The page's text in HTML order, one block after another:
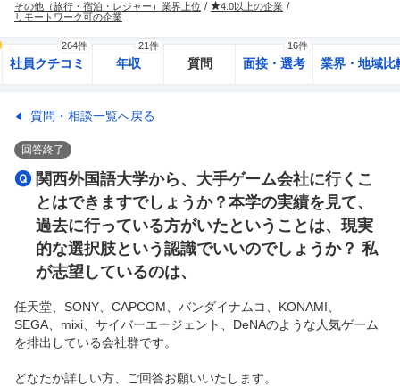
その他（旅行・宿泊・レジャー）業界上位
4.0以上の企業
リモートワーク可の企業
社員クチコミ
264件
年収
21件
質問 面接・選考
16件
業界・地域比
質問・相談一覧へ戻る
回答終了
関西外国語大学から、大手ゲーム会社に行くこ
とはできますでしょうか？本学の実績を見て、
過去に行っている方がいたということは、現実
的な選択肢という認識でいいのでしょうか？ 私
が志望しているのは、
任天堂、SONY、CAPCOM、バンダイナムコ、KONAMI、
SEGA、mixi、サイバーエージェント、DeNAのような人気ゲーム
を排出している会社群です。
どなたか詳しい方、ご回答お願いいたします。